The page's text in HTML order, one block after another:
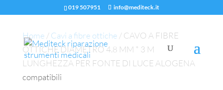
019 507951 info@mediteck.it
Home /Cavi a fibre ottiche / CAVO A FIBRE
OTTICHE DIAMETRO 4.8 MM * 3 M
LUNGHEZZA PER FONTE DI LUCE ALOGENA
compatibili